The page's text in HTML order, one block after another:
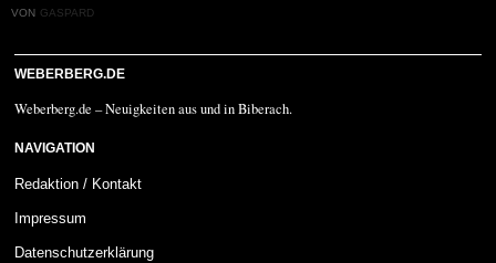
VON GASPARD
WEBERBERG.DE
Weberberg.de – Neuigkeiten aus und in Biberach.
NAVIGATION
Redaktion / Kontakt
Impressum
Datenschutzerklärung